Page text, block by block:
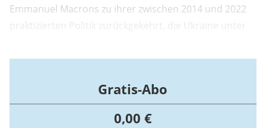
Emmanuel Macrons zu ihrer zwischen 2014 und 2022
praktizierten Politik zurückgekehrt, die Ukraine unter
russländischen Landraub (inzwischen sind es gut 20
Gratis-Abo
0,00 €